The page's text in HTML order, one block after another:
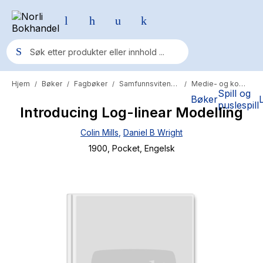
BøkerSpill og
puslespill
Populære søk
Pokemon
Fury Bound - Sable Sorensen
Hjem / Bøker / Fagbøker / Samfunnsvitenskap / Medie- og kommunikasjon
Introducing Log-linear Modelling
Colin Mills Daniel B Wright
1900 , Pocket, Engelsk